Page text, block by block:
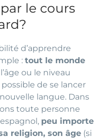
le cours
d’apprendre
: tout le monde
ou le niveau
de se lancer
langue. Dans
toute personne
peu importe
religion, son âge (si